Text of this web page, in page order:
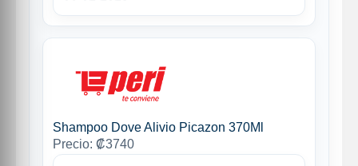
Shampoo Dove Alivio Picazon 370Ml
Precio: ₡3740